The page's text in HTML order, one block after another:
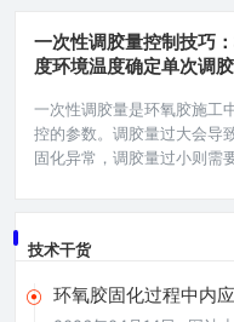
导致表面发白影响外观。气
过程释放的挥发性物质有气
供应：部分固化反应需要氧
是某些改性体系的表面固化
表面
一次性调胶量控制技巧
度环境温度确定单次调
一次性调胶量是环氧胶施工
控的参数。调胶量过大会导
固化异常，调胶量过小则需
时间也称为适用期或开放时
工为止的时间段。超过可操
技术干货
环氧胶固化过程中内